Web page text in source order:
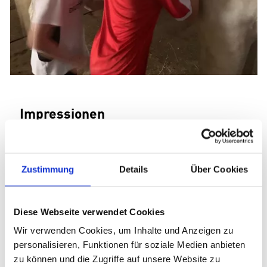
Zustimmung Details Über Cookies
Diese Webseite verwendet Cookies
Wir verwenden Cookies, um Inhalte und Anzeigen zu
personalisieren, Funktionen für soziale Medien anbieten
zu können und die Zugriffe auf unsere Website zu
Impressionen